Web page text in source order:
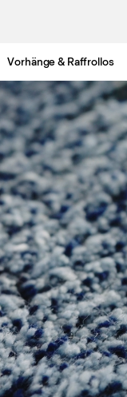
Vorhänge & Raffrollos